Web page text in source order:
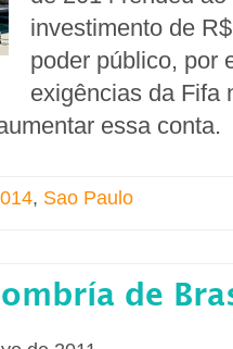
investimento de
poder público, por
exigências da Fifa
essa conta.
, Sao Paulo
de